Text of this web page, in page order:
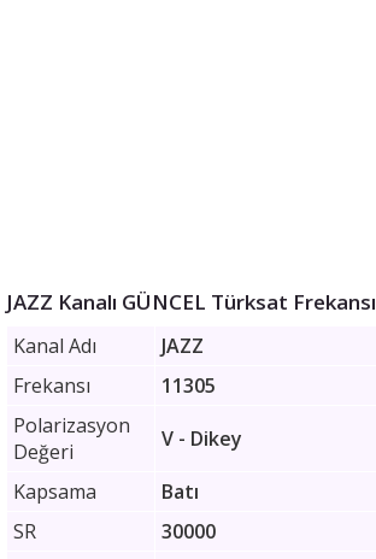
JAZZ Kanalı GÜNCEL Türksat Frekansı
Kanal Adı
JAZZ
Frekansı
11305
Polarizasyon
Değeri
V - Dikey
Kapsama
Batı
SR
30000